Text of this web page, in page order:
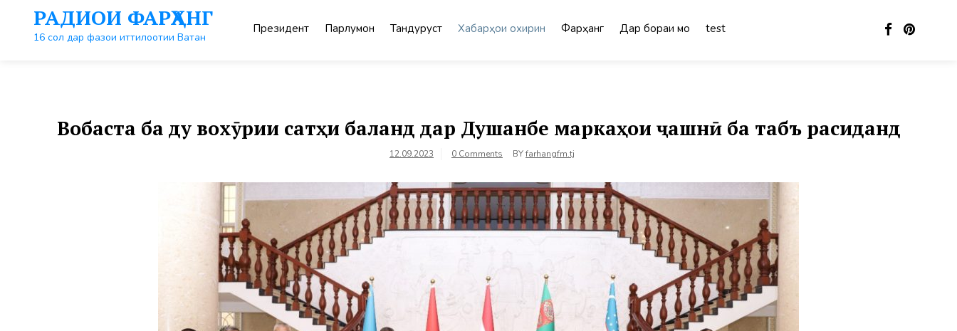
контенту
РАДИОИ ФАРҲАНГ
16 сол дар фазои иттилоотии Ватан
Президент Парлумон Тандурустӣ Хабарҳои охирин Фарҳанг Дар бораи мо test
Вобаста ба ду вохӯрии сатҳи баланд дар Душанбе маркаҳои ҷашнӣ ба табъ расиданд
12.09.2023 0 Comments BYfarhangfm.tj